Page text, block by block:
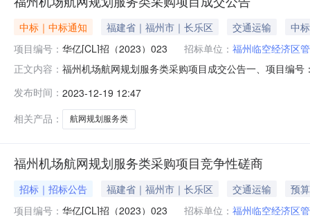
中标｜中标通知 福建省｜福州市｜长乐区 交通运输
中
项目编号： 华亿[CL]招（2023）023 招标单位： 福州临空经济区
正文内容： 福州机场航网规划服务类采购项目成交公告一、项目编
务范围服务要求服务时间服务标准1中国民航大学福州机
评审专家（单一来源
发布时间： 2023-12-19 12:47
相关产品：
航网规划服务类
福州机场航网规划服务类采购项目竞争性磋商
招标｜招标公告 福建省｜福州市｜长乐区 交通运输
预
项目编号： 华亿[CL]招（2023）023 招标单位： 福州临空经济区